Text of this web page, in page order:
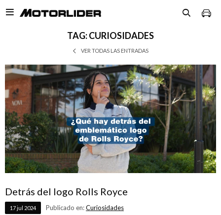

TAG: CURIOSIDADES
VER TODAS LAS ENTRADAS
Detrás del logo Rolls Royce
17jul 2024 Publicado en:Curiosidades